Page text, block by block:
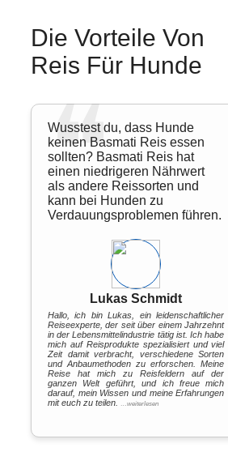
Die Vorteile Von
Reis Für Hunde
Wusstest du, dass Hunde
keinen Basmati Reis essen
sollten? Basmati Reis hat
einen niedrigeren Nährwert
als andere Reissorten und
kann bei Hunden zu
Verdauungsproblemen führen.
Lukas Schmidt
Hallo, ich bin Lukas, ein leidenschaftlicher
Reiseexperte, der seit über einem Jahrzehnt
in der Lebensmittelindustrie tätig ist. Ich habe
mich auf Reisprodukte spezialisiert und viel
Zeit damit verbracht, verschiedene Sorten
und Anbaumethoden zu erforschen. Meine
Reise hat mich zu Reisfeldern auf der
ganzen Welt geführt, und ich freue mich
darauf, mein Wissen und meine Erfahrungen
mit euch zu teilen.
…weiterlesen